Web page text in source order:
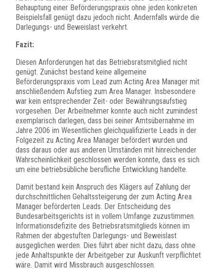
Behauptung einer Beförderungspraxis ohne jeden konkreten
Beispielsfall genügt dazu jedoch nicht. Andernfalls würde die
Darlegungs- und Beweislast verkehrt.
Fazit:
Diesen Anforderungen hat das Betriebsratsmitglied nicht
genügt. Zunächst bestand keine allgemeine
Beförderungspraxis vom Lead zum Acting Area Manager mit
anschließendem Aufstieg zum Area Manager. Insbesondere
war kein entsprechender Zeit- oder Bewährungsaufstieg
vorgesehen. Der Arbeitnehmer konnte auch nicht zumindest
exemplarisch darlegen, dass bei seiner Amtsübernahme im
Jahre 2006 im Wesentlichen gleichqualifizierte Leads in der
Folgezeit zu Acting Area Manager befördert wurden und
dass daraus oder aus anderen Umständen mit hinreichender
Wahrscheinlichkeit geschlossen werden konnte, dass es sich
um eine betriebsübliche berufliche Entwicklung handelte.
Damit bestand kein Anspruch des Klägers auf Zahlung der
durchschnittlichen Gehaltssteigerung der zum Acting Area
Manager beförderten Leads. Der Entscheidung des
Bundesarbeitsgerichts ist in vollem Umfange zuzustimmen.
Informationsdefizite des Betriebsratsmitglieds können im
Rahmen der abgestuften Darlegungs- und Beweislast
ausgeglichen werden. Dies führt aber nicht dazu, dass ohne
jede Anhaltspunkte der Arbeitgeber zur Auskunft verpflichtet
wäre. Damit wird Missbrauch ausgeschlossen.